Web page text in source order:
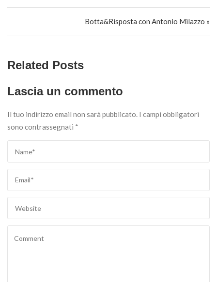
Botta&Risposta con Antonio Milazzo »
Related Posts
Lascia un commento
Il tuo indirizzo email non sarà pubblicato. I campi obbligatori
sono contrassegnati *